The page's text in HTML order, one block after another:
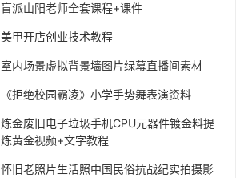
盲派山阳老师全套课程+课件
美甲开店创业技术教程
室内场景虚拟背景墙图片绿幕直播间素材
《拒绝校园霸凌》小学手势舞表演资料
炼金废旧电子垃圾手机CPU元器件镀金料提
炼黄金视频+文字教程
怀旧老照片生活照中国民俗抗战纪实拍摄影